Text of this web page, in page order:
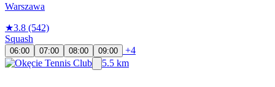
Warszawa
★3.8 (542)
Squash
06:00 07:00 08:00 09:00
+4
5.5 km